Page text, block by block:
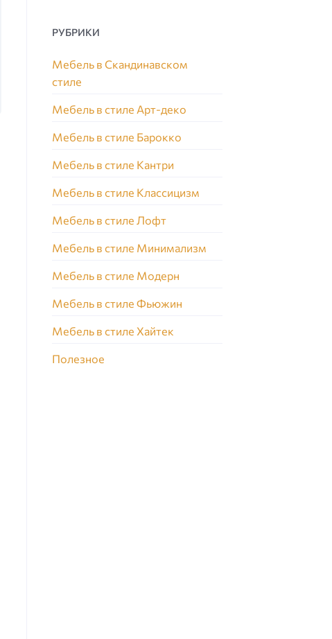
РУБРИКИ
Мебель в Скандинавском
стиле
Мебель в стиле Арт-деко
Мебель в стиле Барокко
Мебель в стиле Кантри
Мебель в стиле Классицизм
Мебель в стиле Лофт
Мебель в стиле Минимализм
Мебель в стиле Модерн
Мебель в стиле Фьюжин
Мебель в стиле Хайтек
Полезное